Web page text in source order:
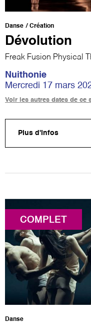
Danse Création
Dévolution
Freak Fusion Physical
Nuithonie
Mercredi 17 mars
Voir les autres dates de ce
Plus d'infos
COMPLET
Danse